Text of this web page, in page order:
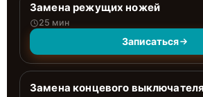
Замена режущих ножей
25 мин
Записаться
Замена концевого выключателя